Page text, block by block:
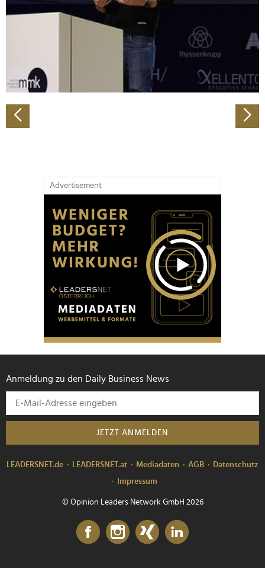
Wir verwenden Cookies, um Inhalte und Anzeigen zu
personalisieren, Funktionen für soziale Medien anbieten
zu können und die Zugriffe auf unsere Website zu
analysieren. Außerdem geben wir Informationen zu Ihrer
Verwendung unserer Website an unsere Partner für
Partner führen diese Informationen möglicherweise mit
weiteren Daten zusammen, die Sie ihnen bereitgestellt
Advertisement
Anmeldung zu den Daily Business News
JETZT ANMELDEN
LEADERSNET.de LEADERSNET.at Mediadaten AGB
Datenschutz
Impressum
© Opinion Leaders Network GmbH 2026